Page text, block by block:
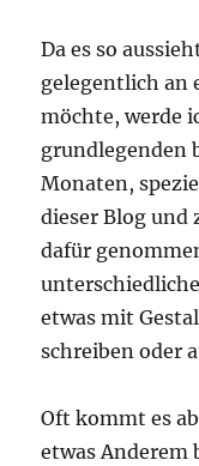
Da es so
gelegentlich an
möchte, werde
grundlegenden
Monaten,
dieser Blog und
dafür
etwas mit
schreiben oder
Oft kommt es
etwas Anderem